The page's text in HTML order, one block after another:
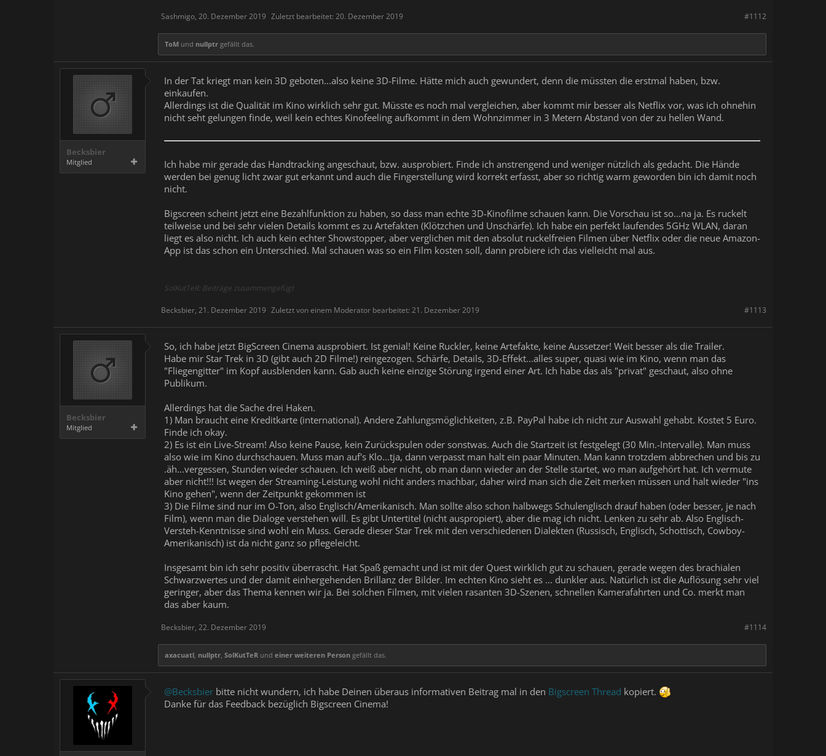
#1112
Sashmigo, 20. Dezember 2019 Zuletzt bearbeitet: 20. Dezember 2019
ToM und nullptr gefällt das.
Becksbier
Mitglied
In der Tat kriegt man kein 3D geboten...also keine 3D-Filme. Hätte mich auch gewundert, denn die müssten die erstmal haben, bzw.
einkaufen.
Allerdings ist die Qualität im Kino wirklich sehr gut. Müsste es noch mal vergleichen, aber kommt mir besser als Netflix vor, was ich ohnehin
nicht seht gelungen finde, weil kein echtes Kinofeeling aufkommt in dem Wohnzimmer in 3 Metern Abstand von der zu hellen Wand.
Ich habe mir gerade das Handtracking angeschaut, bzw. ausprobiert. Finde ich anstrengend und weniger nützlich als gedacht. Die Hände
werden bei genug licht zwar gut erkannt und auch die Fingerstellung wird korrekt erfasst, aber so richtig warm geworden bin ich damit noch
nicht.
Bigscreen scheint jetzt eine Bezahlfunktion zu haben, so dass man echte 3D-Kinofilme schauen kann. Die Vorschau ist so...na ja. Es ruckelt
teilweise und bei sehr vielen Details kommt es zu Artefakten (Klötzchen und Unschärfe). Ich habe ein perfekt laufendes 5GHz WLAN, daran
liegt es also nicht. Ich auch kein echter Showstopper, aber verglichen mit den absolut ruckelfreien Filmen über Netflix oder die neue Amazon-
App ist das schon ein Unterschied. Mal schauen was so ein Film kosten soll, dann probiere ich das vielleicht mal aus.
SolKutTeR: Beiträge zusammengefügt
#1113
Becksbier, 21. Dezember 2019 Zuletzt von einem Moderator bearbeitet: 21. Dezember 2019
Becksbier
Mitglied
So, ich habe jetzt BigScreen Cinema ausprobiert. Ist genial! Keine Ruckler, keine Artefakte, keine Aussetzer! Weit besser als die Trailer.
Habe mir Star Trek in 3D (gibt auch 2D Filme!) reingezogen. Schärfe, Details, 3D-Effekt...alles super, quasi wie im Kino, wenn man das
"Fliegengitter" im Kopf ausblenden kann. Gab auch keine einzige Störung irgend einer Art. Ich habe das als "privat" geschaut, also ohne
Publikum.
Allerdings hat die Sache drei Haken.
1) Man braucht eine Kreditkarte (international). Andere Zahlungsmöglichkeiten, z.B. PayPal habe ich nicht zur Auswahl gehabt. Kostet 5 Euro.
Finde ich okay.
2) Es ist ein Live-Stream! Also keine Pause, kein Zurückspulen oder sonstwas. Auch die Startzeit ist festgelegt (30 Min.-Intervalle). Man muss
also wie im Kino durchschauen. Muss man auf's Klo...tja, dann verpasst man halt ein paar Minuten. Man kann trotzdem abbrechen und bis zu
.äh...vergessen, Stunden wieder schauen. Ich weiß aber nicht, ob man dann wieder an der Stelle startet, wo man aufgehört hat. Ich vermute
aber nicht!!! Ist wegen der Streaming-Leistung wohl nicht anders machbar, daher wird man sich die Zeit merken müssen und halt wieder "ins
Kino gehen", wenn der Zeitpunkt gekommen ist
3) Die Filme sind nur im O-Ton, also Englisch/Amerikanisch. Man sollte also schon halbwegs Schulenglisch drauf haben (oder besser, je nach
Film), wenn man die Dialoge verstehen will. Es gibt Untertitel (nicht auspropiert), aber die mag ich nicht. Lenken zu sehr ab. Also Englisch-
Versteh-Kenntnisse sind wohl ein Muss. Gerade dieser Star Trek mit den verschiedenen Dialekten (Russisch, Englisch, Schottisch, Cowboy-
Amerikanisch) ist da nicht ganz so pflegeleicht.
Insgesamt bin ich sehr positiv überrascht. Hat Spaß gemacht und ist mit der Quest wirklich gut zu schauen, gerade wegen des brachialen
Schwarzwertes und der damit einhergehenden Brillanz der Bilder. Im echten Kino sieht es ... dunkler aus. Natürlich ist die Auflösung sehr viel
geringer, aber das Thema kennen wir ja. Bei solchen Filmen, mit vielen rasanten 3D-Szenen, schnellen Kamerafahrten und Co. merkt man
das aber kaum.
#1114
Becksbier, 22. Dezember 2019
axacuatl, nullptr, SolKutTeR und einer weiteren Person gefällt das.
@Becksbier bitte nicht wundern, ich habe Deinen überaus informativen Beitrag mal in den Bigscreen Thread kopiert.
Danke für das Feedback bezüglich Bigscreen Cinema!